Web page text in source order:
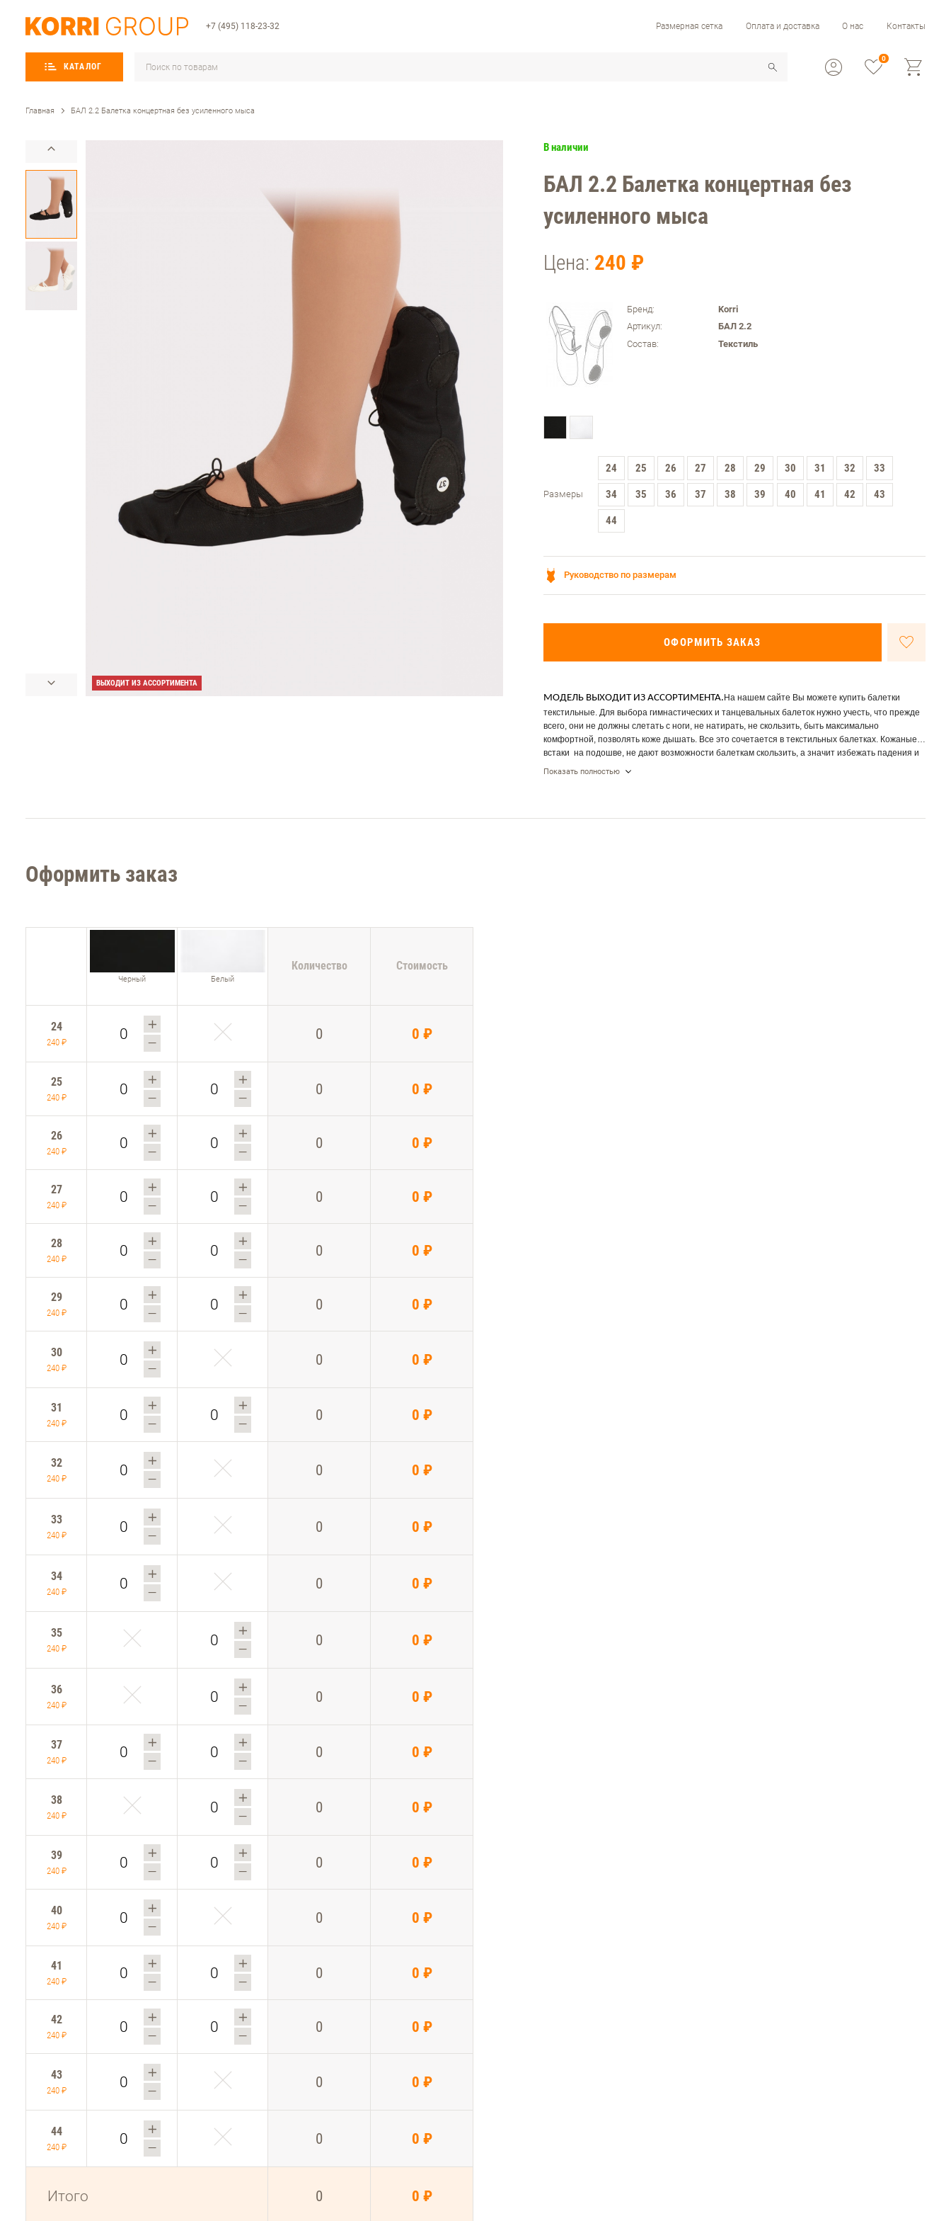
+7 (495) 118-23-32 Размерная сетка Оплата и доставка О нас Контакты
КАТАЛОГ
0
Главная БАЛ 2.2 Балетка концертная без усиленного мыса
ВЫХОДИТ ИЗ АССОРТИМЕНТА
В наличии
БАЛ 2.2 Балетка концертная без
усиленного мыса
Цена: 240 ₽
Бренд:
Korri
Артикул:
БАЛ 2.2
Состав:
Текстиль
Размеры
24 25 26 27 28 29 30 31 32 33
34 35 36 37 38 39 40 41 42 43
44
Руководство по размерам
ОФОРМИТЬ ЗАКАЗ
МОДЕЛЬ ВЫХОДИТ ИЗ АССОРТИМЕНТА. На нашем сайте Вы можете купить балетки
текстильные. Для выбора гимнастических и танцевальных балеток нужно учесть, что прежде
всего, они не должны слетать с ноги, не натирать, не скользить, быть максимально
комфортной, позволять коже дышать. Все это сочетается в текстильных балетках. Кожаные
встаки на подошве, не дают возможности балеткам скользить, а значит избежать падения и
травм. Текстильные балетки легко стирать и они быстро сохнут. Ногу облегают мягко, не
с ноги.
Показать полностью
Оформить заказ
Черный Белый
Количество Стоимость
24
240 ₽ 0 0 ₽
25
240 ₽ 0 0 ₽
26
240 ₽ 0 0 ₽
27
240 ₽ 0 0 ₽
28
240 ₽ 0 0 ₽
29
240 ₽ 0 0 ₽
30
240 ₽ 0 0 ₽
31
240 ₽ 0 0 ₽
32
240 ₽ 0 0 ₽
33
240 ₽ 0 0 ₽
34
240 ₽ 0 0 ₽
35
240 ₽ 0 0 ₽
36
240 ₽ 0 0 ₽
37
240 ₽ 0 0 ₽
38
240 ₽ 0 0 ₽
39
240 ₽ 0 0 ₽
40
240 ₽ 0 0 ₽
41
240 ₽ 0 0 ₽
42
240 ₽ 0 0 ₽
43
240 ₽ 0 0 ₽
44
240 ₽ 0 0 ₽
Итого 0 0 ₽